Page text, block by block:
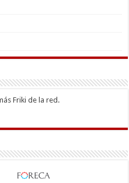
Friki de la red.